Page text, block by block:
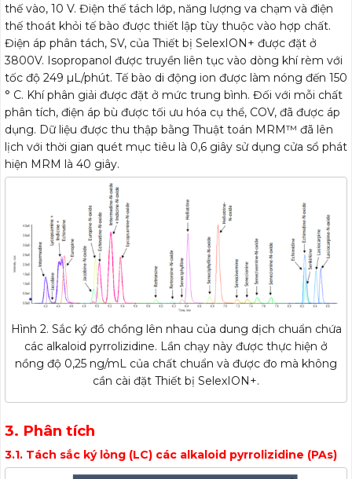
thế vào, 10 V. Điện thế tách lớp, năng lượng va chạm và điện
thế thoát khỏi tế bào được thiết lập tùy thuộc vào hợp chất.
Điện áp phân tách, SV, của Thiết bị SelexION+ được đặt ở
3800V. Isopropanol được truyền liên tục vào dòng khí rèm với
tốc độ 249 µL/phút. Tế bào di động ion được làm nóng đến 150
° C. Khí phân giải được đặt ở mức trung bình. Đối với mỗi chất
phân tích, điện áp bù được tối ưu hóa cụ thể, COV, đã được áp
dụng. Dữ liệu được thu thập bằng Thuật toán MRM™ đã lên
lịch với thời gian quét mục tiêu là 0,6 giây sử dụng cửa sổ phát
hiện MRM là 40 giây.
Hình 2. Sắc ký đồ chồng lên nhau của dung dịch chuẩn chứa
các alkaloid pyrrolizidine. Lần chạy này được thực hiện ở
nồng độ 0,25 ng/mL của chất chuẩn và được đo mà không
cần cài đặt Thiết bị SelexION+.
3. Phân tích
3.1. Tách sắc ký lỏng (LC) các alkaloid pyrrolizidine (PAs)